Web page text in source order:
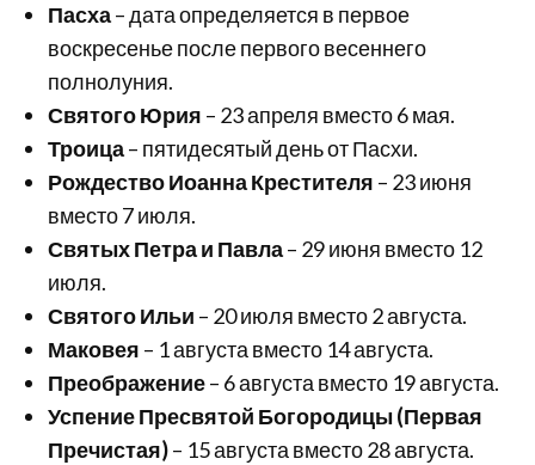
Пасха– дата определяется в первое
воскресенье после первого весеннего
полнолуния.
Святого Юрия – 23 апреля вместо 6 мая.
Троица– пятидесятый день от Пасхи.
Рождество Иоанна Крестителя – 23 июня
вместо 7 июля.
Святых Петра и Павла– 29 июня вместо 12
июля.
Святого Ильи – 20 июля вместо 2 августа.
Маковея – 1 августа вместо 14 августа.
Преображение– 6 августа вместо 19 августа.
Успение Пресвятой Богородицы (Первая
Пречистая)– 15 августа вместо 28 августа.